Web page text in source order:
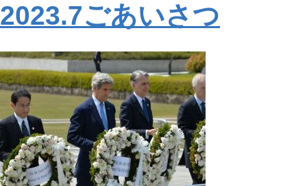
2023.7ごあいさつ